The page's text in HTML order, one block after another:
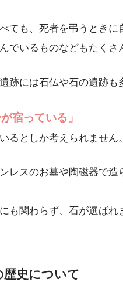
ても、死者を弔うときに
でいるものなどもたくさ
跡には石仏や石の遺跡も
宿っている」
るとしか考えられません。
レスのお墓や陶磁器で
も関わらず、石が選ばれ
史について